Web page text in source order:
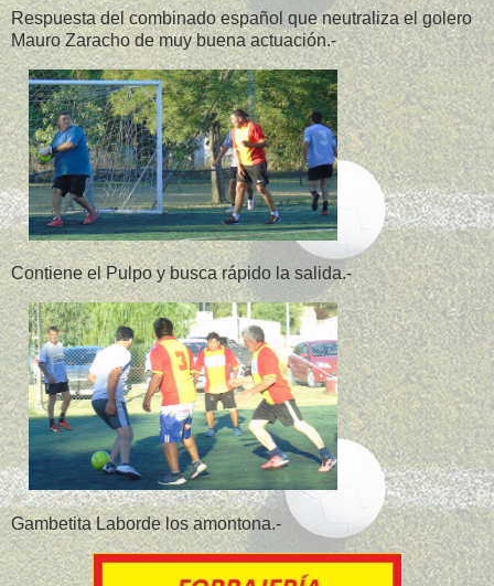
Respuesta del combinado español que neutraliza el golero
Mauro Zaracho de muy buena actuación.-
Contiene el Pulpo y busca rápido la salida.-
Gambetita Laborde los amontona.-